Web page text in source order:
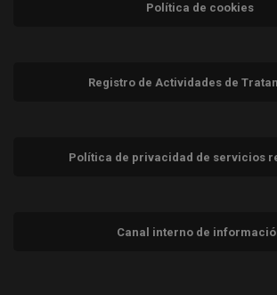
Política de cookies
Registro de Actividades de
Política de privacidad de servicios
Canal interno de